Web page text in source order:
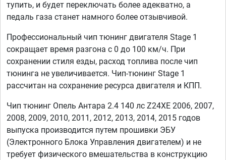
тупить, и будет переключать более адекватно, а
педаль газа станет намного более отзывчивой.
Профессиональный чип тюнинг двигателя Stage 1
сокращает время разгона с 0 до 100 км/ч. При
сохранении стиля езды, расход топлива после чип
тюнинга не увеличивается. Чип-тюнинг Stage 1
рассчитан на сохранение ресурса двигателя и КПП.
Чип тюнинг Опель Антара 2.4 140 лс Z24XE 2006, 2007,
2008, 2009, 2010, 2011, 2012, 2013, 2014, 2015 годов
выпуска производится путем прошивки ЭБУ
(Электронного Блока Управления двигателем) и не
требует физического вмешательства в конструкцию